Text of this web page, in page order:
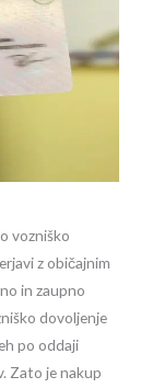
vozniško
z običajnim
in zaupno
dovoljenje
po oddaji
Zato je nakup